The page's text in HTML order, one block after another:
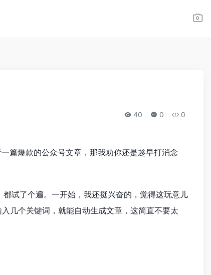
40 0 0
篇爆款的公众号文章，那我劝你还是趁早打消念
试了个遍。一开始，我还挺兴奋的，觉得这玩意儿
几个关键词，就能自动生成文章，这简直不要太